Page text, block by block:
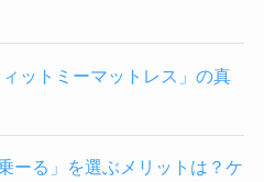
ットミーマットレス」の真
ーる」を選ぶメリットは？ケ